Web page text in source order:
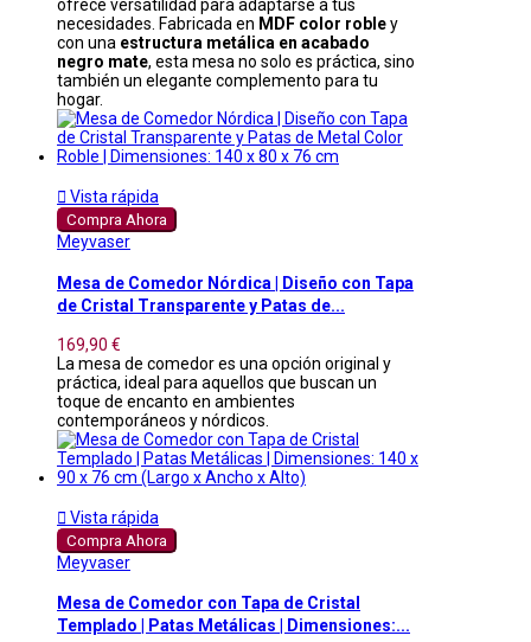
ofrece versatilidad para adaptarse a tus
necesidades. Fabricada en MDF color robley
con una estructura metálica en acabado
negro mate, esta mesa no solo es práctica, sino
también un elegante complemento para tu
hogar.
 Vista rápida
Compra Ahora
Meyvaser
Mesa de Comedor Nórdica | Diseño con Tapa
de Cristal Transparente y Patas de...
169,90 €
La mesa de comedor es una opción original y
práctica, ideal para aquellos que buscan un
toque de encanto en ambientes
contemporáneos y nórdicos.
 Vista rápida
Compra Ahora
Meyvaser
Mesa de Comedor con Tapa de Cristal
Templado | Patas Metálicas | Dimensiones:...